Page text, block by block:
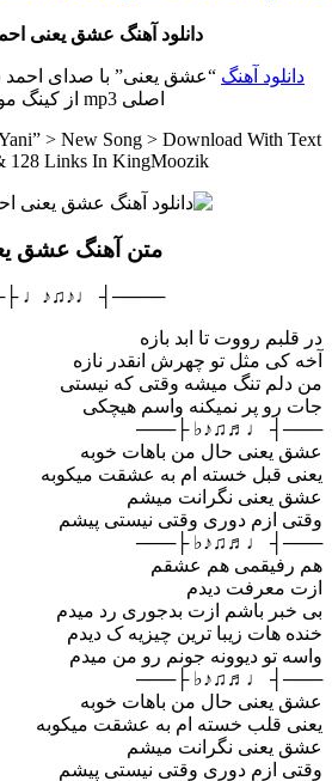
دانلود آهنگ عشق یعنی
دانلود آهنگ “عشق یعنی” با صدای احمد
اصلی mp3 از کینگ موزیک
> New Song > Download With Text
128 Links In KingMoozik
متن آهنگ عشق
♩♪♫♪♩ ├───
در قلبم رووت تا ابد بازه
آخه کی مثل تو چهرش انقدر نازه
من دلم تنگ میشه وقتی که نیستی
جات رو پر نمیکنه واسم هیچکی
───┤ ♩♬♫♪♭ ├───
عشق یعنی حال من باهات خوبه
یعنی قبل خسته ام به عشقت میکوبه
عشق یعنی نگرانت میشم
وقتی ازم دوری وقتی نیستی پیشم
───┤ ♩♬♫♪♭ ├───
هم رفیقمی هم عشقم
ازت معرفت دیدم
بی خبر باشم ازت بدجوری رد میدم
خنده هات زیبا ترین چیزیه ک دیدم
واسه تو دیوونه جونم رو من میدم
───┤ ♩♬♫♪♭ ├───
عشق یعنی حال من باهات خوبه
یعنی قلب خسته ام به عشقت میکوبه
عشق یعنی نگرانت میشم
وقتی ازم دوری وقتی نیستی پیشم